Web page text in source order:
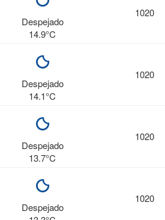
Despejado
14.9°C
1020
Despejado
14.1°C
1020
Despejado
13.7°C
1020
Despejado
1020